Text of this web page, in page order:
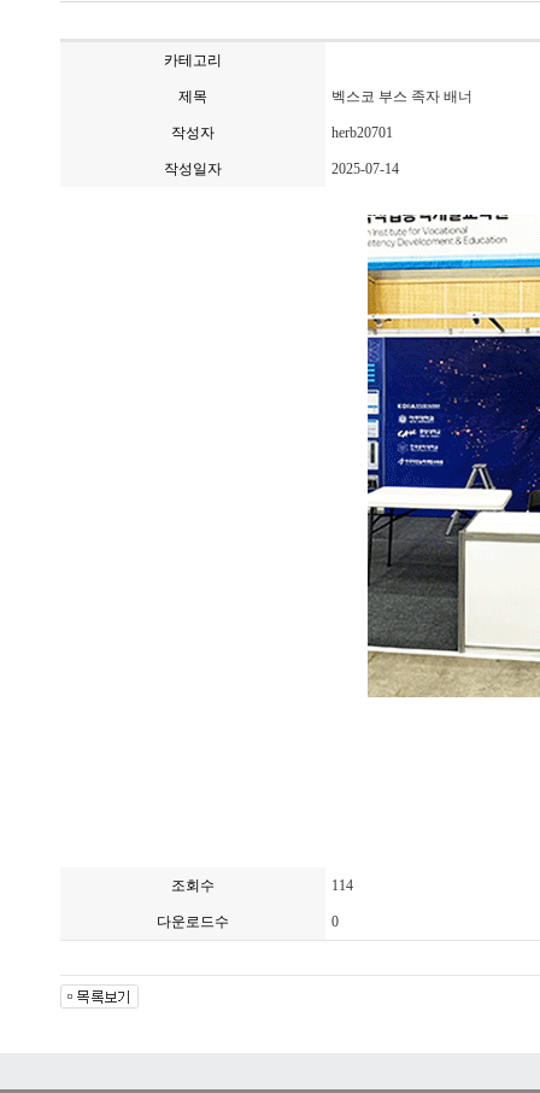
카테고리
제목 벡스코 부스 족자 배너
작성자 herb20701
작성일자 2025-07-14
조회수 114
다운로드수 0